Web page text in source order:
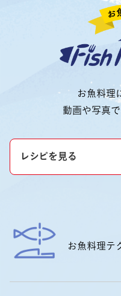
お魚料理
動画や写真
レシピを見る
お魚料理テ